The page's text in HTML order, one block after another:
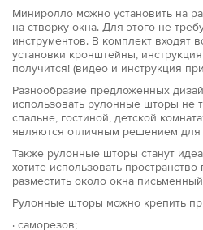
Миниролло можно установить на
на створку окна. Для этого не
инструментов. В комплект входят
установки кронштейны,
получится! (видео и инструкция
Разнообразие предложенных
использовать рулонные шторы не
спальне, гостиной, детской
являются отличным решением
Также рулонные шторы станут
хотите использовать
разместить около окна
Рулонные шторы можно крепить
· саморезов;